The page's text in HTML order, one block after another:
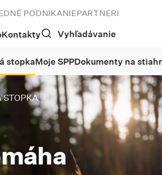
PODNIKANIEPARTNERI
Kontakty Vyhľadávanie
stopkaMoje SPPDokumenty na
STOPKA